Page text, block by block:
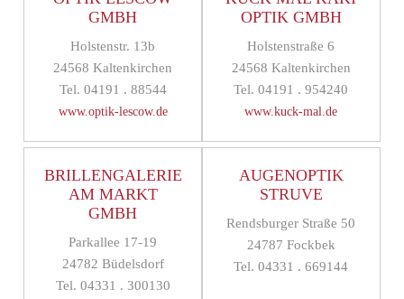
GMBH
Holstenstr. 13b
24568 Kaltenkirchen
Tel. 04191 . 88544
www.optik-lescow.de
OPTIK GMBH
Holstenstraße 6
24568 Kaltenkirchen
Tel. 04191 . 954240
www.kuck-mal.de
BRILLENGALERIE
AM MARKT
GMBH
Parkallee 17-19
24782 Büdelsdorf
Tel. 04331 . 300130
AUGENOPTIK
STRUVE
Rendsburger Straße 50
24787 Fockbek
Tel. 04331 . 669144